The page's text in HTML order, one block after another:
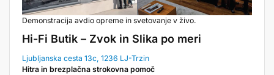
Demonstracija avdio opreme in svetovanje v živo.
Hi-Fi Butik – Zvok in Slika po meri
Ljubljanska cesta 13c, 1236 LJ-Trzin
Hitra in brezplačna strokovna pomoč